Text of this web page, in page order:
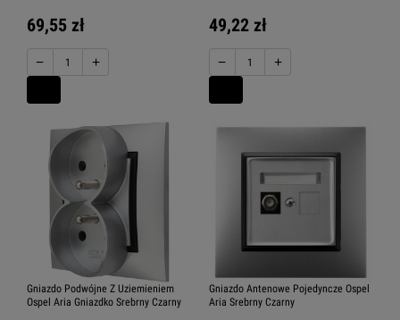
69,55 zł
− +
49,22 zł
− +
Gniazdo Podwójne Z Uziemieniem
Ospel Aria Gniazdko Srebrny Czarny
Gniazdo Antenowe Pojedyncze Ospel
Aria Srebrny Czarny